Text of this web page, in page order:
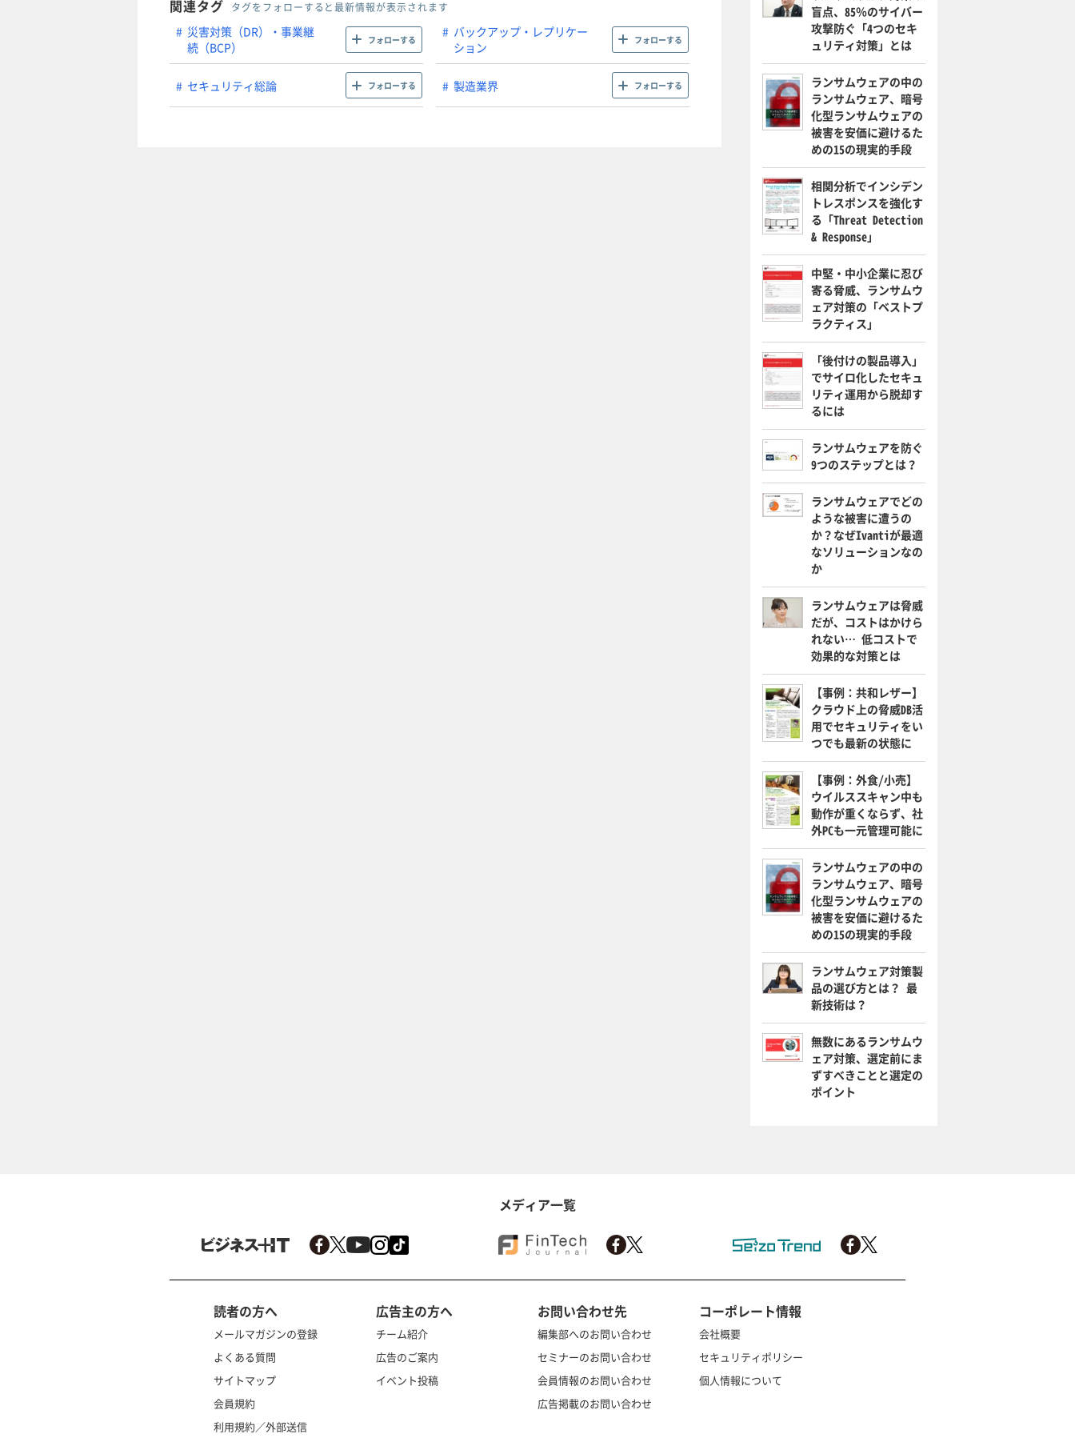
関連タグ タグをフォローすると最新情報が表示されます
災害対策（DR）・事業継
続（BCP）
フォローする
バックアップ・レプリケー
ション
フォローする
セキュリティ総論 フォローする 製造業界 フォローする
盲点、85％のサイバー
攻撃防ぐ「4つのセキ
ュリティ対策」とは
ランサムウェアの中の
ランサムウェア、暗号
化型ランサムウェアの
被害を安価に避けるた
めの15の現実的手段
相関分析でインシデン
トレスポンスを強化す
る「Threat Detection
& Response」
中堅・中小企業に忍び
寄る脅威、ランサムウ
ェア対策の「ベストプ
ラクティス」
「後付けの製品導入」
でサイロ化したセキュ
リティ運用から脱却す
るには
ランサムウェアを防ぐ
9つのステップとは？
ランサムウェアでどの
ような被害に遭うの
か？なぜIvantiが最適
なソリューションなの
か
ランサムウェアは脅威
だが、コストはかけら
れない… 低コストで
効果的な対策とは
【事例：共和レザー】
クラウド上の脅威DB活
用でセキュリティをい
つでも最新の状態に
【事例：外食/小売】
ウイルススキャン中も
動作が重くならず、社
外PCも一元管理可能に
ランサムウェアの中の
ランサムウェア、暗号
化型ランサムウェアの
被害を安価に避けるた
めの15の現実的手段
ランサムウェア対策製
品の選び方とは？ 最
新技術は？
無数にあるランサムウ
ェア対策、選定前にま
ずすべきことと選定の
ポイント
メディア一覧
読者の方へ
メールマガジンの登録
よくある質問
サイトマップ
会員規約
利用規約／外部送信
広告主の方へ
チーム紹介
広告のご案内
イベント投稿
お問い合わせ先
編集部へのお問い合わせ
セミナーのお問い合わせ
会員情報のお問い合わせ
広告掲載のお問い合わせ
コーポレート情報
会社概要
セキュリティポリシー
個人情報について